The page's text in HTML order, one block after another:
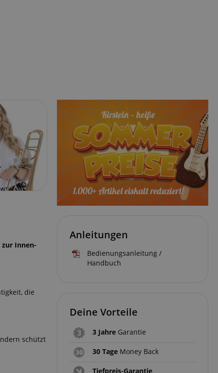
zur Innen-
die
schützt
Anleitungen
Bedienungsanleitung /
Handbuch
Deine Vorteile
3 Jahre Garantie
30 Tage Money Back
Tiefpreis-Garantie